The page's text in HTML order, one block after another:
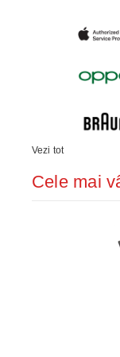
Vezi tot
Cele mai